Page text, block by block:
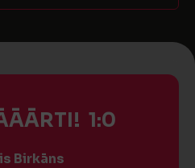
1:0
Birkāns